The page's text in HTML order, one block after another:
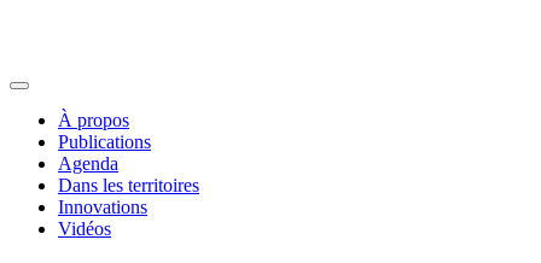
À propos
Publications
Agenda
Dans les territoires
Innovations
Vidéos